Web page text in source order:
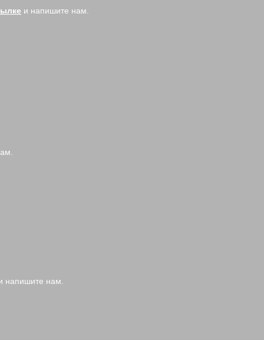
и напишите нам.
напишите нам.